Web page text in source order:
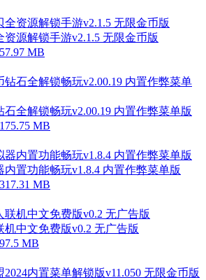
源解锁手游v2.1.5 无限金币版
MB
全解锁畅玩v2.00.19 内置作弊菜单版
MB
内置功能畅玩v1.8.4 内置作弊菜单版
MB
机中文免费版v0.2 无广告版
MB